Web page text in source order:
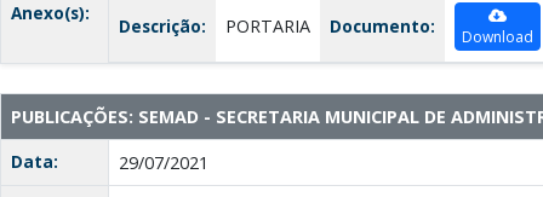
Anexo(s):
Descrição: PORTARIA Documento: Download
PUBLICAÇÕES: SEMAD - SECRETARIA MUNICIPAL DE
Data:
29/07/2021